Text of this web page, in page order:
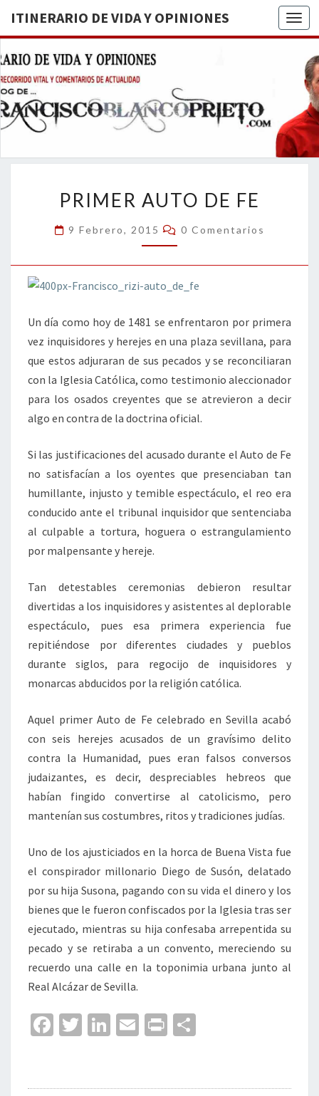
ITINERARIO DE VIDA Y OPINIONES
DE
BREVE
RECORRIDO
VITAL Y
ACTUALIDAD
AUTO
DE
FE
PRIMER AUTO DE FE
9 Febrero, 2015 Comentarios
0 Comentarios
Un día como hoy de 1481 se enfrentaron por primera
vez inquisidores y herejes en una plaza sevillana, para
que estos adjuraran de sus pecados y se reconciliaran
con la Iglesia Católica, como testimonio aleccionador
para los osados creyentes que se atrevieron a decir
algo en contra de la doctrina oficial.
Si las justificaciones del acusado durante el Auto de Fe
no satisfacían a los oyentes que presenciaban tan
humillante, injusto y temible espectáculo, el reo era
conducido ante el tribunal inquisidor que sentenciaba
al culpable a tortura, hoguera o estrangulamiento
por malpensante y hereje.
Tan detestables ceremonias debieron resultar
divertidas a los inquisidores y asistentes al deplorable
espectáculo, pues esa primera experiencia fue
repitiéndose por diferentes ciudades y pueblos
durante siglos, para regocijo de inquisidores y
monarcas abducidos por la religión católica.
Aquel primer Auto de Fe celebrado en Sevilla acabó
con seis herejes acusados de un gravísimo delito
contra la Humanidad, pues eran falsos conversos
judaizantes, es decir, despreciables hebreos que
habían fingido convertirse al catolicismo, pero
mantenían sus costumbres, ritos y tradiciones judías.
Uno de los ajusticiados en la horca de Buena Vista fue
el conspirador millonario Diego de Susón, delatado
por su hija Susona, pagando con su vida el dinero y los
bienes que le fueron confiscados por la Iglesia tras ser
ejecutado, mientras su hija confesaba arrepentida su
pecado y se retiraba a un convento, mereciendo su
recuerdo una calle en la toponimia urbana junto al
Real Alcázar de Sevilla.
Fa T
Li
E
Pr